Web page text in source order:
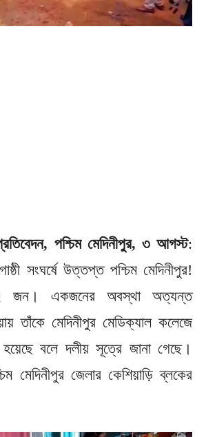
পশ্চিম মেদিনীপুর, ৩ আগস্ট:
সংঘর্ষে উত্তপ্ত পশ্চিম মেদিনীপুর!
একজনের অবস্থা অত্যন্ত
তাঁকে মেদিনীপুর মেডিক্যাল কলেজে
বলে দলীয় সূত্রে জানা গেছে।
মেদিনীপুর জেলার কেশিয়াড়ি ব্লকের